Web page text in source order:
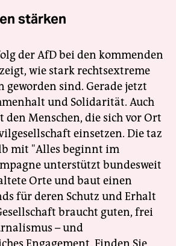
stärken
der AfD bei den kommenden
wie stark rechtsextreme
geworden sind. Gerade jetzt
und Solidarität. Auch
Menschen, die sich vor Ort
einsetzen. Die taz
mit "Alles beginnt im
unterstützt bundesweit
Orte und baut einen
für deren Schutz und Erhalt
braucht guten, frei
– und